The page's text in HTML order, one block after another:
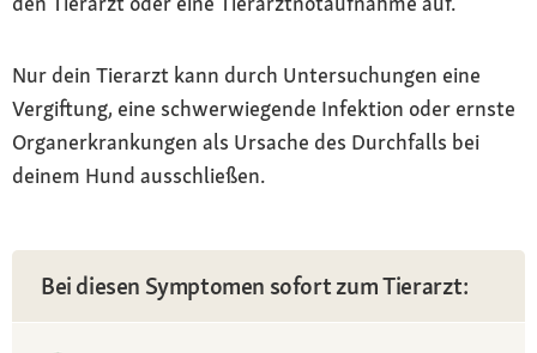
Nur dein Tierarzt kann durch Untersuchungen eine
Vergiftung, eine schwerwiegende Infektion oder ernste
Organerkrankungen als Ursache des Durchfalls bei
deinem Hund ausschließen.
Bei diesen Symptomen sofort zum Tierarzt: